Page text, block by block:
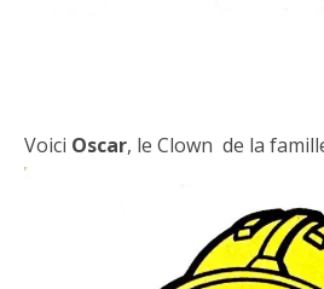
Voici Oscar, le Clown de la